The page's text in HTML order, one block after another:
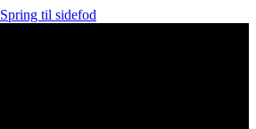
Spring til sidefod